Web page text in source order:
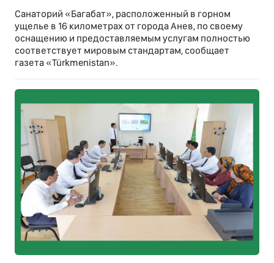
Санаторий «Багабат», расположенный в горном
ущелье в 16 километрах от города Анев, по своему
оснащению и предоставляемым услугам полностью
соответствует мировым стандартам, сообщает
газета «Türkmenistan».